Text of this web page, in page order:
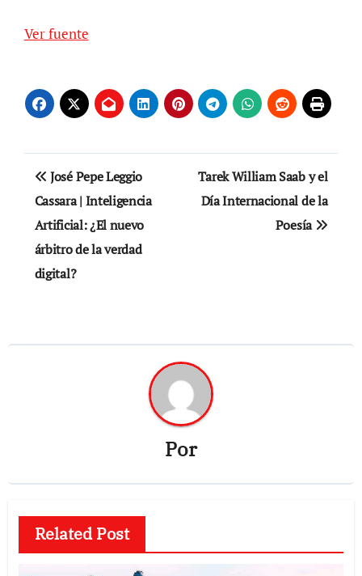
de
Ver fuente
Navegación
de
entradas
José Pepe Leggio
Cassara | Inteligencia
Artificial: ¿El nuevo
árbitro de la verdad
digital?
Tarek William Saab y el
Día Internacional de la
Poesía
Por
Related Post